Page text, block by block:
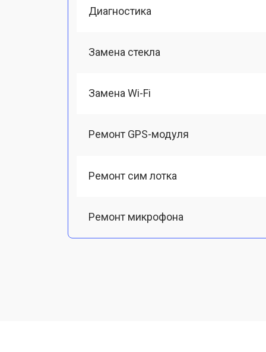
Диагностика
Замена стекла
Замена Wi-Fi
Ремонт GPS-модуля
Ремонт сим лотка
Ремонт микрофона